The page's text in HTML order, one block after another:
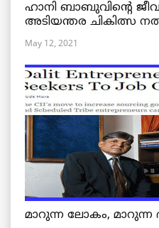
ഹാനി ബാബുവിന്റെ
അടിയന്തര ചികിത്സ
May 12, 2021
മാറുന്ന ലോകം,